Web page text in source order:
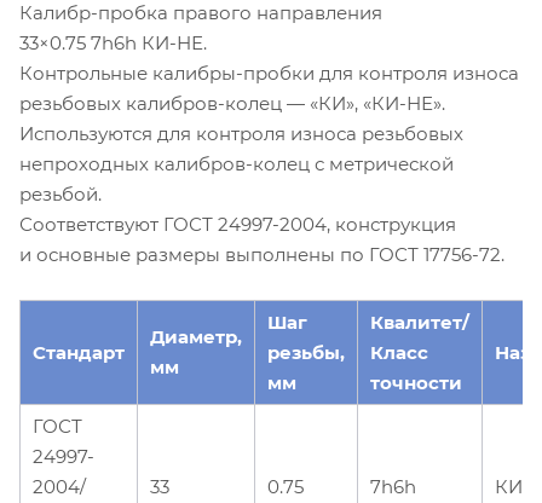
Калибр-пробка правого направления
33×0.75 7h6h КИ-НЕ.
Контрольные калибры-пробки для контроля износа
резьбовых калибров-колец — «КИ», «КИ-НЕ».
Используются для контроля износа резьбовых
непроходных калибров-колец с метрической
резьбой.
Соответствуют ГОСТ 24997-2004, конструкция
и основные размеры выполнены по ГОСТ 17756-72.
Стандарт
Диаметр,
мм
Шаг
резьбы,
мм
Квалитет/
Класс
точности
ГОСТ
24997-
2004/
33 0.75 7h6h КИ-